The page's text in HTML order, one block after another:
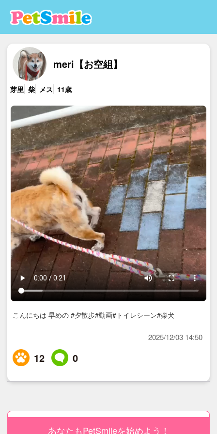
meri【お空組】
芽里 柴 メス 11歳
こんにちは 早めの #夕散歩#動画#トイレシーン#柴犬
2025/12/03 14:50
12 0
あなたもPetSmileを始めよう！